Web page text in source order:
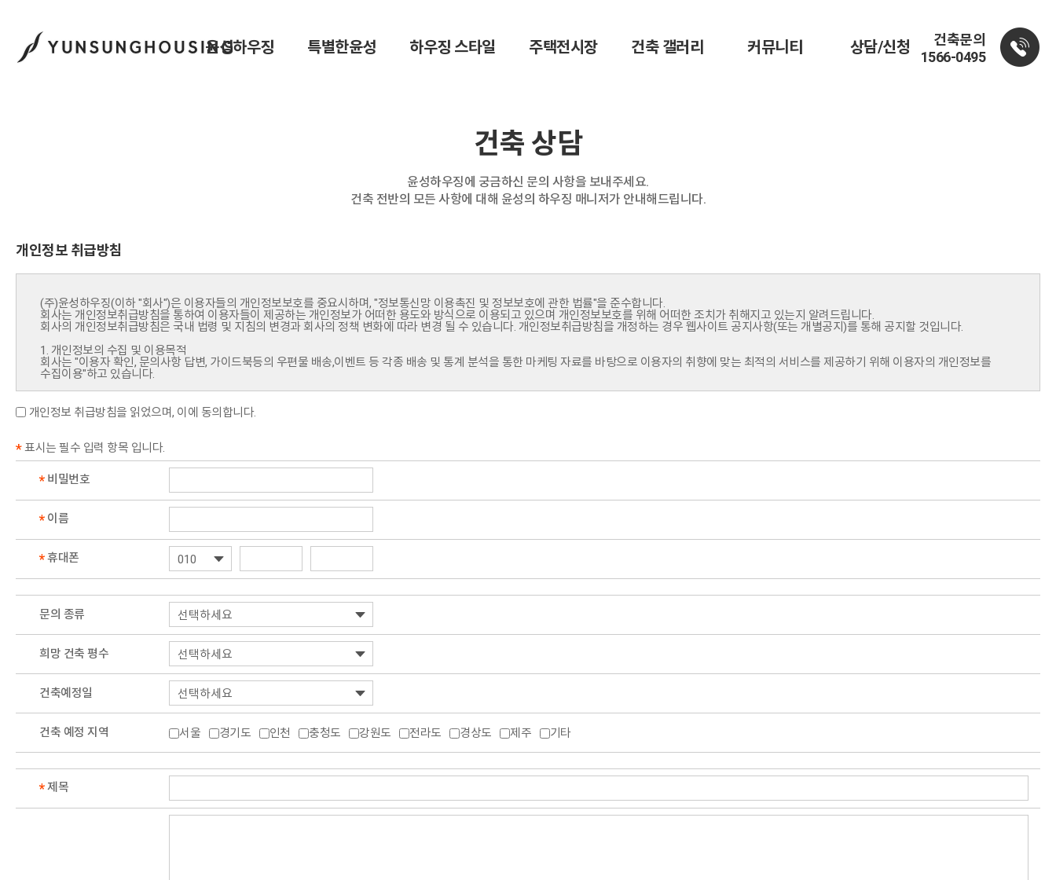
윤성하우징 특별한윤성 하우징 스타일 주택전시장 건축 갤러리 커뮤니티 상담/신청
건축문의
1566-0495
건축 상담
윤성하우징에 궁금하신 문의 사항을 보내주세요.
건축 전반의 모든 사항에 대해 윤성의 하우징 매니저가 안내해드립니다.
개인정보 취급방침
(주)윤성하우징(이하 "회사")은 이용자들의 개인정보보호를 중요시하며, "정보통신망 이용촉진 및 정보보호에 관한 법률"을 준수합니다.
회사는 개인정보취급방침을 통하여 이용자들이 제공하는 개인정보가 어떠한 용도와 방식으로 이용되고 있으며 개인정보보호를 위해 어떠한 조치가 취해지고 있는지 알려드립니다.
회사의 개인정보취급방침은 국내 법령 및 지침의 변경과 회사의 정책 변화에 따라 변경 될 수 있습니다. 개인정보취급방침을 개정하는 경우 웹사이트 공지사항(또는 개별공지)를 통해 공지할 것입니다.
1. 개인정보의 수집 및 이용목적
회사는 "이용자 확인, 문의사항 답변, 가이드북등의 우편물 배송,이벤트 등 각종 배송 및 통계 분석을 통한 마케팅 자료를 바탕으로 이용자의 취향에 맞는 최적의 서비스를 제공하기 위해 이용자의 개인정보를
수집이용"하고 있습니다.
회사는 서비스 이용을 위해 필요한 최소한의 개인정보만을 수집합니다.
1) 기본정보 : 이름, 휴대폰번호
3. 개인정보의 보유 및 이용기간
이용자가 회사 회원으로서 서비스를 제공 받는 동안 (가입완료 시점부터 탈퇴 시까지) 회원의 개인정보는 회사에서 일정기간 보유하며 서비스 제공을 위해 이용하게 됩니다.
또한, 개인정보 수집목적 또는 제공받은 목적이 달성된 경우에도 상법 등 법령의 규정에 의하여 보존할 필요성이 있는 경우에는 이용자의 개인정보를 보유할 수 있습니다.
-계약 또는 청약철회 등에 관한 기록: 5년
-대금결제 및 재화 등의 공급에 관한 기록: 5년
-소비자의 불만 또는 분쟁처리에 관한 기록: 3년
4. 개인정보 제공
회사는 이용자의 동의가 있거나 관련법령의 규정에 의한 경우를 제외하고는 어떠한 경우에도 "개인정보의 수집목적 및 이용목적"에서 고지한 범위를 넘어 이용자의 개인정보를 이용하거나 타인 또는 타기업,
기관에 제공하지 않습니다.
그러나 더 나은 서비스 제공을 위해 회원의 개인정보를 제휴사에 제공하거나 제휴사와 공유할 수 있습니다.
공유하는 목적이 무엇인지 등에 대해 개인정보 수집에 대한 동의 절차에 따라 이용자께서 동의 또는 거부할 수 있도록 조치하거나 개별적 전자우편 또는 서면을 통해 고지한 후 이에 대한 동의를 구합니다.
만약 회원이 거부 의사를 표시하면 해당 정보를 제휴사에게 제공하지 않습니다.
다만, 다음의 경우에는 관련 법령의 규정에 의하여 이용자의 동의 없이 개인정보를 제공하는 것이 가능합니다.
- 서비스 제공에 따른 대금정산을 위하여 필요한 경우
- 통계작성, 학술연구 또는 시장조사를 위하여 필요한 경우로서 특정 개인을 알아볼 수 없는 형태로 가공하여 제공하는 경우
- 금융실명 거래 및 비밀보장에 관한 법률, 신용정보의 이용 및 보호에 관한 법률, 전기통신기본법, 전기통신사업법, 지방세법, 소비자보호법, 한국은행법, 형사소송법 등 법률에 특별한 규정이 있는 경우
- 전기통신기본법 등 기타 법률의 규정에 의거 국가기관이 요구하는 경우
- 범죄에 대한 수사상의 목적이 있거나 정보통신 윤리위원회의 요청이 있는 경우 및 기타 관계 법령에서 정한 절차에 따른 요청이 있는 경우
5. 개인정보 수집에 대한 동의
회사는 이용자의 개인정보 수집에 대한 동의를 받고 있습니다. 최초 가입 시 해당 사항에 대해 "동의" 버튼을 클릭하면 개인정보 수집에 대해 동의한 것으로 간주합니다.
6. 개인정보관리책임자 및 개인정보관리담당자
회사는 이용자의 개인정보를 보호하고 개인정보와 관련한 불만을 처리하기 위하여 개인정보관리책임자를 두고 있습니다.
개인정보 및 청소년 보호 책임자 : 유인천
e-Mail : lohas8855@naver.com
개인정보 취급방침을 읽었으며, 이에 동의합니다.
*표시는 필수 입력 항목 입니다.
*비밀번호
*이름
*휴대폰
문의 종류
희망 건축 평수
건축예정일
건축 예정 지역 서울 경기도 인천 충청도 강원도 전라도 경상도 제주 기타
*제목